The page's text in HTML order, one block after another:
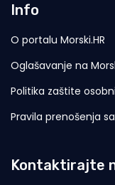
Info
O portalu Morski.HR
Oglašavanje na
Politika zaštite
Pravila prenošenja
Kontaktirajte